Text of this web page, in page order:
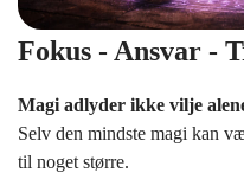
Fokus - Ansvar -
Magi adlyder ikke vilje
Selv den mindste magi kan
til noget større.